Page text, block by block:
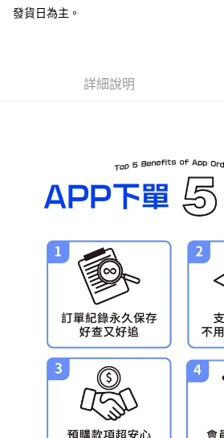
每筆NT$120，滿NT$3,000(含以上)免運費
東海門市自取，需自備購物袋取貨唷。
發貨日為主。
詳細說明